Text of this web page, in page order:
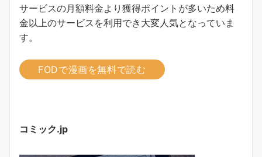
サービスの月額料金より獲得ポイントが多いため料
金以上のサービスを利用でき大変人気となっていま
す。
FODで漫画を無料で読む
コミック.jp